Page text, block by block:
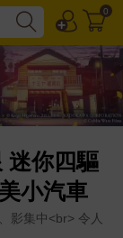
0
迷你四驅
小汽車
影集中<br> 令人